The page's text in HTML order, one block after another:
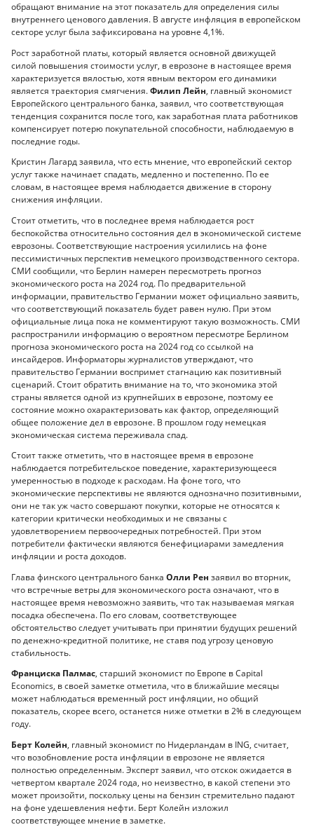
обращают внимание на этот показатель для определения силы
внутреннего ценового давления. В августе инфляция в европейском
секторе услуг была зафиксирована на уровне 4,1%.
Рост заработной платы, который является основной движущей
силой повышения стоимости услуг, в еврозоне в настоящее время
характеризуется вялостью, хотя явным вектором его динамики
является траектория смягчения.Филип Лейн, главный экономист
Европейского центрального банка, заявил, что соответствующая
тенденция сохранится после того, как заработная плата работников
компенсирует потерю покупательной способности, наблюдаемую в
последние годы.
Кристин Лагард заявила, что есть мнение, что европейский сектор
услуг также начинает спадать, медленно и постепенно. По ее
словам, в настоящее время наблюдается движение в сторону
снижения инфляции.
Стоит отметить, что в последнее время наблюдается рост
беспокойства относительно состояния дел в экономической системе
еврозоны. Соответствующие настроения усилились на фоне
пессимистичных перспектив немецкого производственного сектора.
СМИ сообщили, что Берлин намерен пересмотреть прогноз
экономического роста на 2024 год. По предварительной
информации, правительство Германии может официально заявить,
что соответствующий показатель будет равен нулю. При этом
официальные лица пока не комментируют такую ​​возможность. СМИ
распространили информацию о вероятном пересмотре Берлином
прогноза экономического роста на 2024 год со ссылкой на
инсайдеров. Информаторы журналистов утверждают, что
правительство Германии воспримет стагнацию как позитивный
сценарий. Стоит обратить внимание на то, что экономика этой
страны является одной из крупнейших в еврозоне, поэтому ее
состояние можно охарактеризовать как фактор, определяющий
общее положение дел в еврозоне. В прошлом году немецкая
экономическая система переживала спад.
Стоит также отметить, что в настоящее время в еврозоне
наблюдается потребительское поведение, характеризующееся
умеренностью в подходе к расходам. На фоне того, что
экономические перспективы не являются однозначно позитивными,
они не так уж часто совершают покупки, которые не относятся к
категории критически необходимых и не связаны с
удовлетворением первоочередных потребностей. При этом
потребители фактически являются бенефициарами замедления
инфляции и роста доходов.
Глава финского центрального банка Олли Рен заявил во вторник,
что встречные ветры для экономического роста означают, что в
настоящее время невозможно заявить, что так называемая мягкая
посадка обеспечена. По его словам, соответствующее
обстоятельство следует учитывать при принятии будущих решений
по денежно-кредитной политике, не ставя под угрозу ценовую
стабильность.
Франциска Палмас, старший экономист по Европе в Capital
Economics, в своей заметке отметила, что в ближайшие месяцы
может наблюдаться временный рост инфляции, но общий
показатель, скорее всего, останется ниже отметки в 2% в следующем
году.
Берт Колейн, главный экономист по Нидерландам в ING, считает,
что возобновление роста инфляции в еврозоне не является
полностью определенным. Эксперт заявил, что отскок ожидается в
четвертом квартале 2024 года, но неизвестно, в какой степени это
может произойти, поскольку цены на бензин стремительно падают
на фоне удешевления нефти. Берт Колейн изложил
соответствующее мнение в заметке.